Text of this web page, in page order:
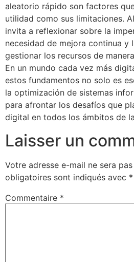
aleatorio rápido son factores
utilidad como sus limitaciones.
invita a reflexionar sobre la
necesidad de mejora continua y
gestionar los recursos de
En un mundo cada vez más
estos fundamentos no solo es
la optimización de sistemas
para afrontar los desafíos que
digital en todos los ámbitos de
Laisser un
Votre adresse e-mail ne sera
obligatoires sont indiqués avec *
Commentaire *